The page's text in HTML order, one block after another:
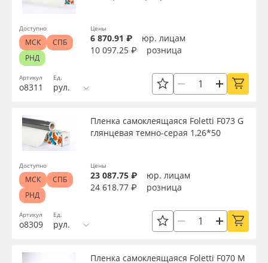
Артикул
о8311
Ед.
рул.
Цены
6 870.91 ₽
юр. лицам
10 097.25 ₽
розница
Доступно
МСК
СПБ
РНД
Артикул
о8309
Пленка самоклеящаяся Foletti F073 G
глянцевая темно-серая 1,26*50
Ед.
рул.
Цены
23 087.75 ₽
юр. лицам
24 618.77 ₽
розница
Доступно
МСК
СПБ
РНД
Пленка самоклеящаяся Foletti F070 M